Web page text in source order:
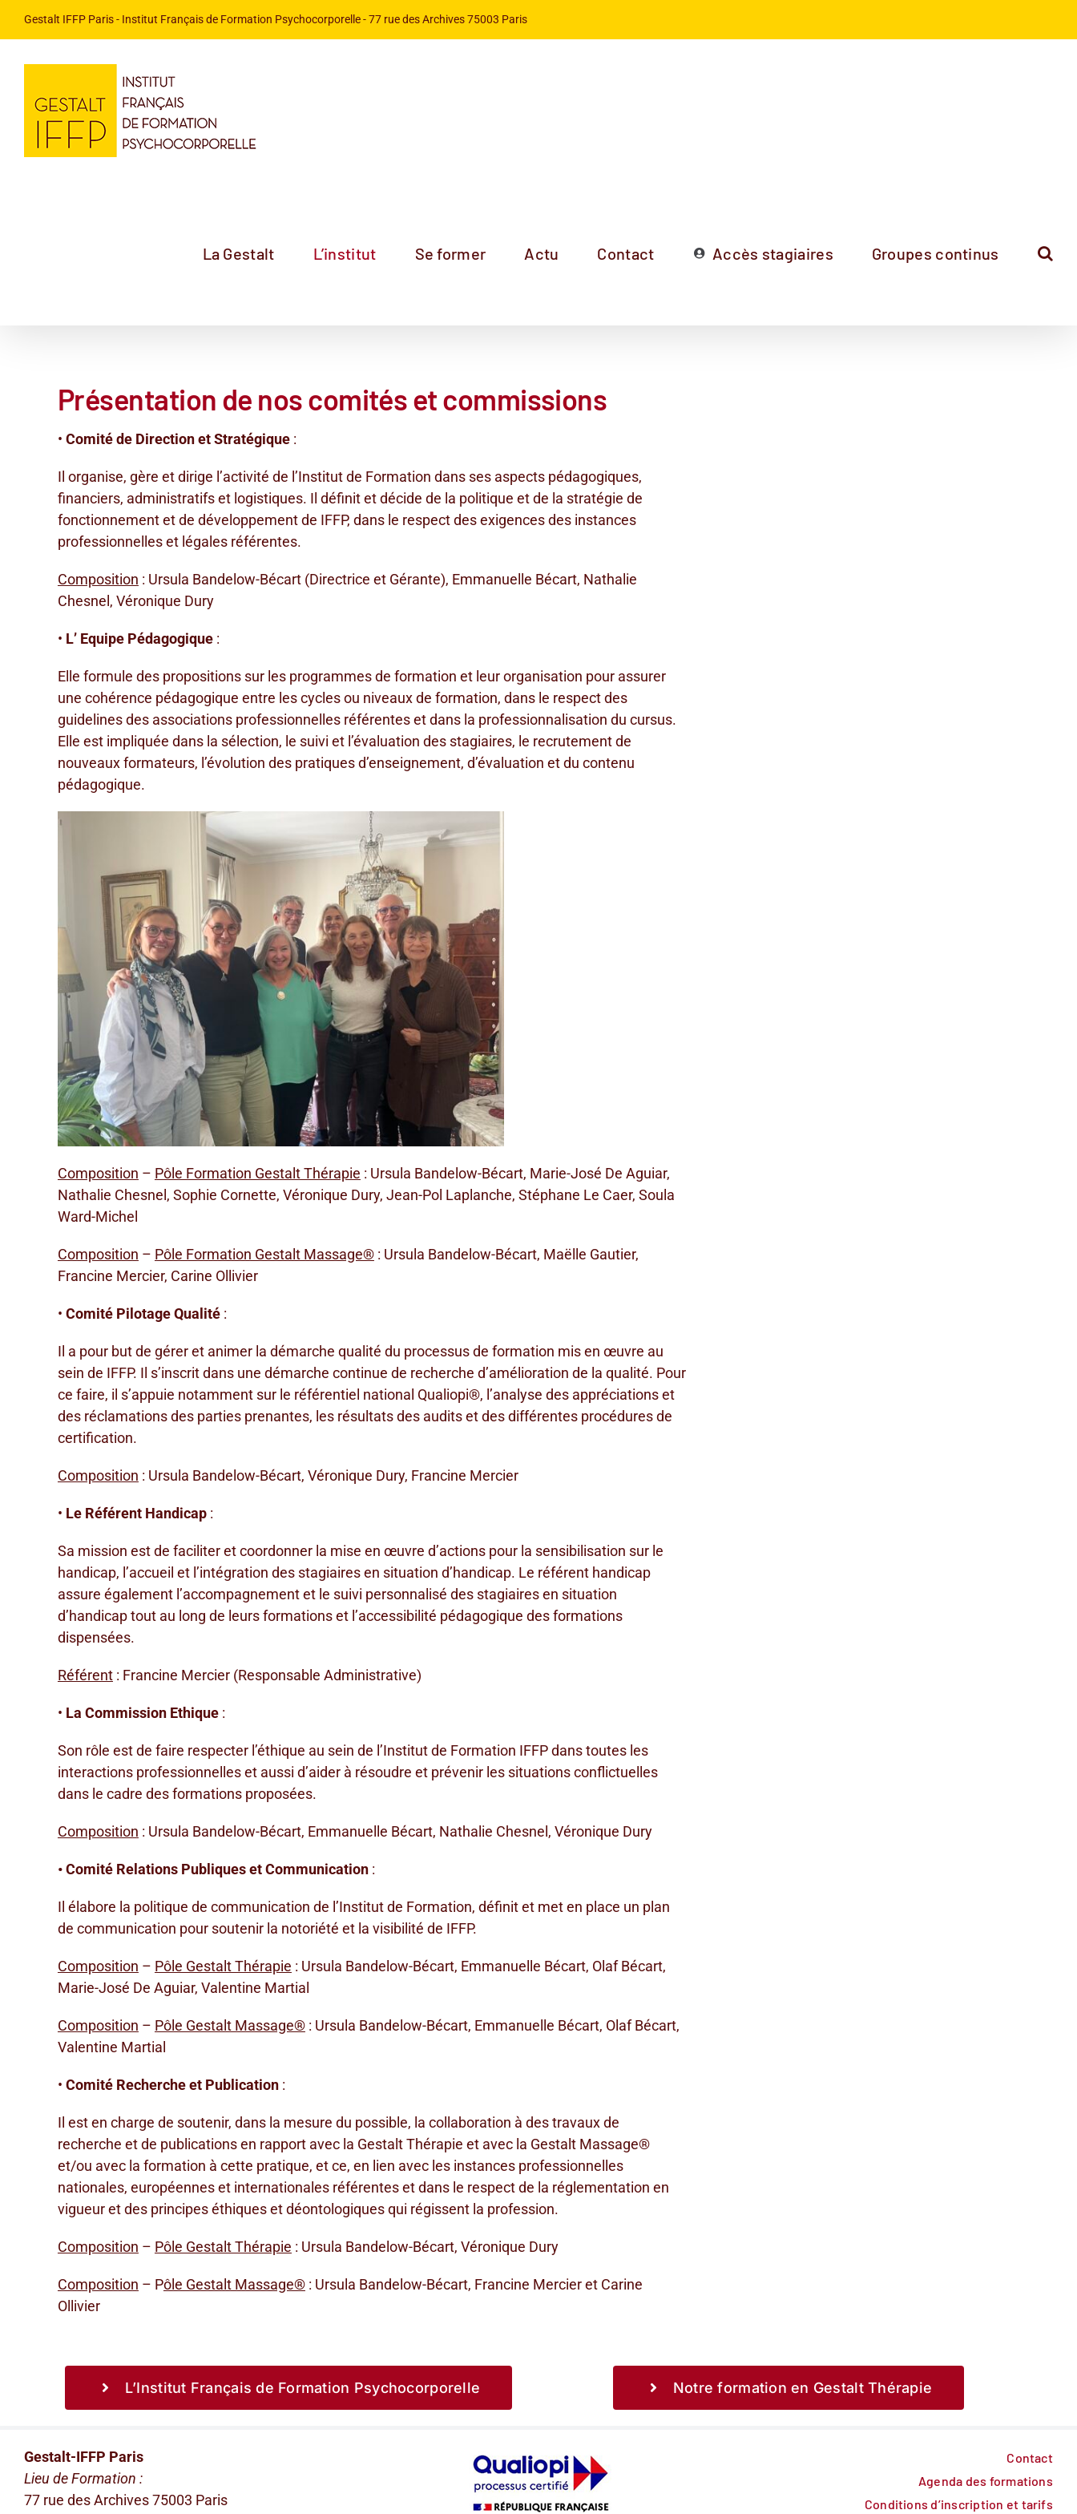
Gestalt IFFP Paris- Institut Français de Formation Psychocorporelle -77 rue des Archives 75003 Paris
La Gestalt L’institut Se former Actu Contact Accès stagiaires Groupes continus
Présentation de nos comités et commissions
• Comité de Direction et Stratégique:
Il organise, gère et dirige l’activité de l’Institut de Formation dans ses aspects pédagogiques,
financiers, administratifs et logistiques. Il définit et décide de la politique et de la stratégie de
fonctionnement et de développement de IFFP, dans le respect des exigences des instances
professionnelles et légales référentes.
Composition : Ursula Bandelow-Bécart (Directrice et Gérante), Emmanuelle Bécart, Nathalie
Chesnel, Véronique Dury
• L’ Equipe Pédagogique:
Elle formule des propositions sur les programmes de formation et leur organisation pour assurer
une cohérence pédagogique entre les cycles ou niveaux de formation, dans le respect des
guidelines des associations professionnelles référentes et dans la professionnalisation du cursus.
Elle est impliquée dans la sélection, le suivi et l’évaluation des stagiaires, le recrutement de
nouveaux formateurs, l’évolution des pratiques d’enseignement, d’évaluation et du contenu
pédagogique.
Composition – Pôle Formation Gestalt Thérapie : Ursula Bandelow-Bécart, Marie-José De Aguiar,
Nathalie Chesnel, Sophie Cornette, Véronique Dury, Jean-Pol Laplanche, Stéphane Le Caer, Soula
Ward-Michel
Composition – Pôle Formation Gestalt Massage®: Ursula Bandelow-Bécart, Maëlle Gautier,
Francine Mercier, Carine Ollivier
• Comité Pilotage Qualité :
Il a pour but de gérer et animer la démarche qualité du processus de formation mis en œuvre au
sein de IFFP. Il s’inscrit dans une démarche continue de recherche d’amélioration de la qualité. Pour
ce faire, il s’appuie notamment sur le référentiel national Qualiopi®, l’analyse des appréciations et
des réclamations des parties prenantes, les résultats des audits et des différentes procédures de
certification.
Composition : Ursula Bandelow-Bécart, Véronique Dury, Francine Mercier
• Le Référent Handicap:
Sa mission est de faciliter et coordonner la mise en œuvre d’actions pour la sensibilisation sur le
handicap, l’accueil et l’intégration des stagiaires en situation d’handicap. Le référent handicap
assure également l’accompagnement et le suivi personnalisé des stagiaires en situation
d’handicap tout au long de leurs formations et l’accessibilité pédagogique des formations
dispensées.
Référent: Francine Mercier (Responsable Administrative)
• La Commission Ethique:
Son rôle est de faire respecter l’éthique au sein de l’Institut de Formation IFFP dans toutes les
interactions professionnelles et aussi d’aider à résoudre et prévenir les situations conflictuelles
dans le cadre des formations proposées.
Composition : Ursula Bandelow-Bécart, Emmanuelle Bécart, Nathalie Chesnel, Véronique Dury
• Comité Relations Publiques et Communication:
Il élabore la politique de communication de l’Institut de Formation, définit et met en place un plan
de communication pour soutenir la notoriété et la visibilité de IFFP.
Composition – Pôle Gestalt Thérapie : Ursula Bandelow-Bécart, Emmanuelle Bécart, Olaf Bécart,
Marie-José De Aguiar, Valentine Martial
Composition – Pôle Gestalt Massage®: Ursula Bandelow-Bécart, Emmanuelle Bécart, Olaf Bécart,
Valentine Martial
• Comité Recherche et Publication:
Il est en charge de soutenir, dans la mesure du possible, la collaboration à des travaux de
recherche et de publications en rapport avec la Gestalt Thérapie et avec la Gestalt Massage®
et/ou avec la formation à cette pratique, et ce, en lien avec les instances professionnelles
nationales, européennes et internationales référentes et dans le respect de la réglementation en
vigueur et des principes éthiques et déontologiques qui régissent la profession.
Composition – Pôle Gestalt Thérapie : Ursula Bandelow-Bécart, Véronique Dury
Composition – Pôle Gestalt Massage®: Ursula Bandelow-Bécart, Francine Mercier et Carine
Ollivier
L’Institut Français de Formation Psychocorporelle Notre formation en Gestalt Thérapie
Gestalt-IFFP Paris
Lieu de Formation :
77 rue des Archives 75003 Paris
Contact
Agenda des formations
Conditions d’inscription et tarifs